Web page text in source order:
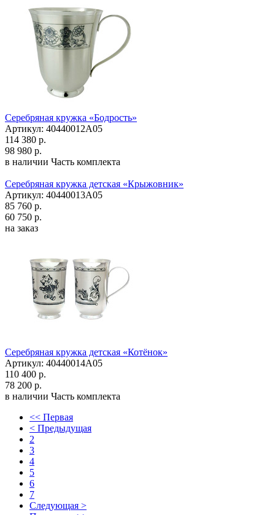
Серебряная кружка «Бодрость»
Артикул: 40440012А05
114 380 р.
98 980 р.
в наличии Часть комплекта
Серебряная кружка детская «Крыжовник»
Артикул: 40440013А05
85 760 р.
60 750 р.
на заказ
Серебряная кружка детская «Котёнок»
Артикул: 40440014А05
110 400 р.
78 200 р.
в наличии Часть комплекта
<< Первая
< Предыдущая
2
3
4
5
6
7
Следующая >